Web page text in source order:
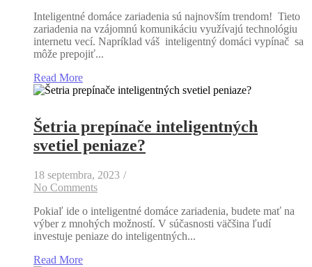
Inteligentné domáce zariadenia sú najnovším trendom! Tieto
zariadenia na vzájomnú komunikáciu využívajú technológiu
internetu vecí. Napríklad váš inteligentný domáci vypínač sa
môže prepojiť...
Read More
Šetria prepínače inteligentných
svetiel peniaze?
18 septembra, 2023 /
No Comments
Pokiaľ ide o inteligentné domáce zariadenia, budete mať na
výber z mnohých možností. V súčasnosti väčšina ľudí
investuje peniaze do inteligentných...
Read More